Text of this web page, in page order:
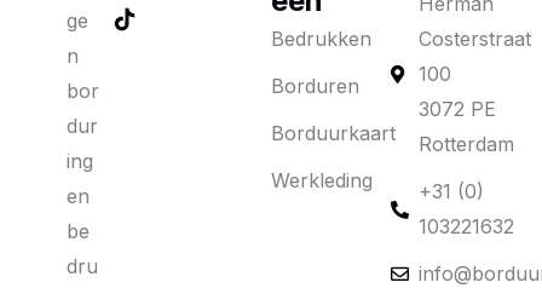
ge
n
bor
dur
ing
en
be
dru
Bedrukken
Borduren
Borduurkaart
Werkleding
Costerstraat
100
3072 PE
Rotterdam
+31 (0)
103221632